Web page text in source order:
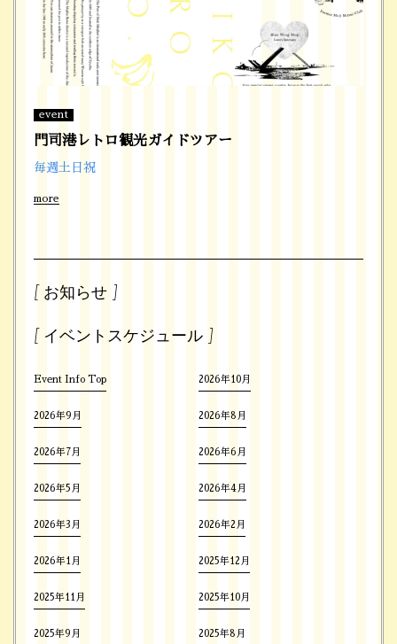
event
門司港レトロ観光ガイドツアー
毎週土日祝
more
[ お知らせ ]
[ イベントスケジュール ]
Event Info Top 2026年10月
2026年9月 2026年8月
2026年7月 2026年6月
2026年5月 2026年4月
2026年3月 2026年2月
2026年1月 2025年12月
2025年11月 2025年10月
2025年9月 2025年8月